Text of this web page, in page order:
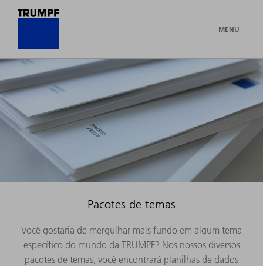
MENU
Pacotes de temas
Você gostaria de mergulhar mais fundo em algum tema
específico do mundo da TRUMPF? Nos nossos diversos
pacotes de temas, você encontrará planilhas de dados